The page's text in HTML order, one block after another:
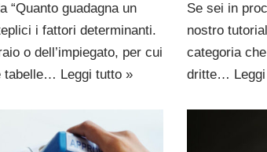
“Quanto guadagna un
i fattori determinanti.
o dell’impiegato, per cui
tabelle… Leggi tutto »
Se sei in
nostro
categoria
dritte…